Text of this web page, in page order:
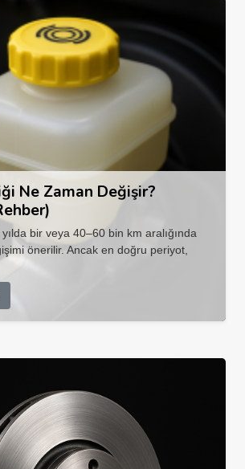
Ne Zaman Değişir?
bir veya 40–60 bin km aralığında
önerilir. Ancak en doğru periyot,